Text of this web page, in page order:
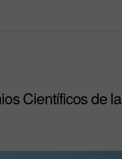
Científicos de la